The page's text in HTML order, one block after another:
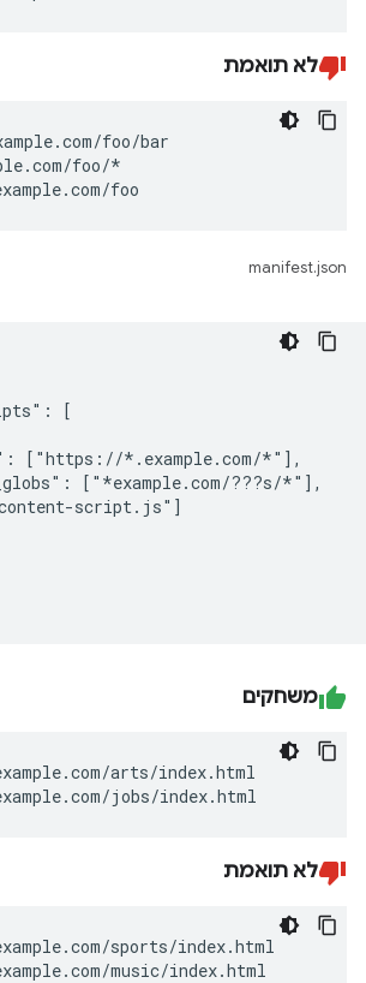
לא תואמת
foo/bar
foo/*
foo
manifest.json
[
["https://*.example.com/*"],
["*example.com/???s/*"],
script.js"]
משחקים
arts/index.html
jobs/index.html
לא תואמת
sports/index.html
music/index.html